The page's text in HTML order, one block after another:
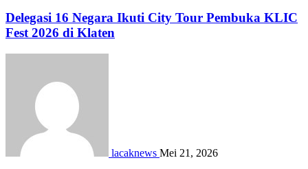
Delegasi 16 Negara Ikuti City Tour Pembuka KLIC
Fest 2026 di Klaten
lacaknews Mei 21, 2026